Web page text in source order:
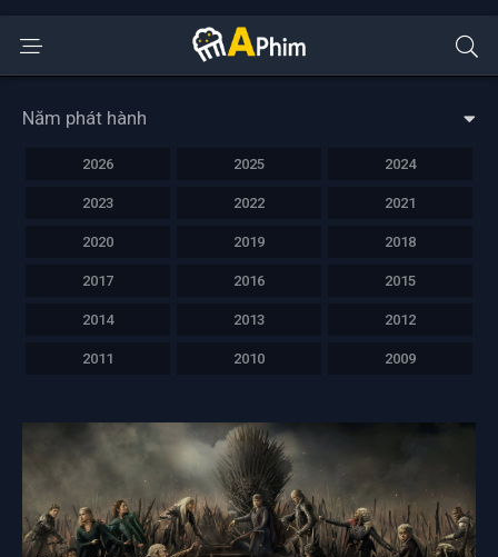
Năm phát hành
2026 2025 2024
2023 2022 2021
2020 2019 2018
2017 2016 2015
2014 2013 2012
2011 2010 2009